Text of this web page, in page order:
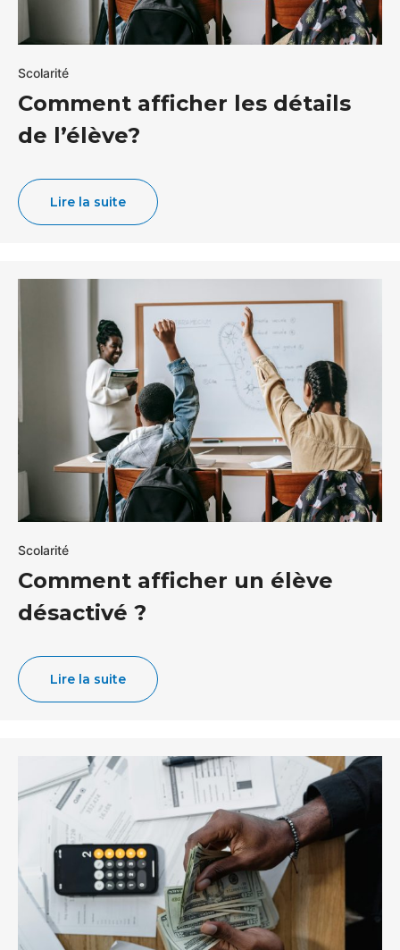
Scolarité
Comment afficher les détails
de l’élève?
Lire la suite
Scolarité
Comment afficher un élève
désactivé ?
Lire la suite